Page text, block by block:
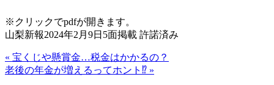
※クリックでpdfが開きます。
山梨新報2024年2月9日5面掲載 許諾済み
« 宝くじや懸賞金…税金はかかるの？
老後の年金が増えるってホント⁉ »